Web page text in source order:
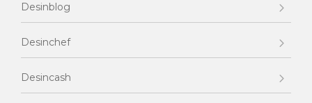
Desinblog
Desinchef
Desincash